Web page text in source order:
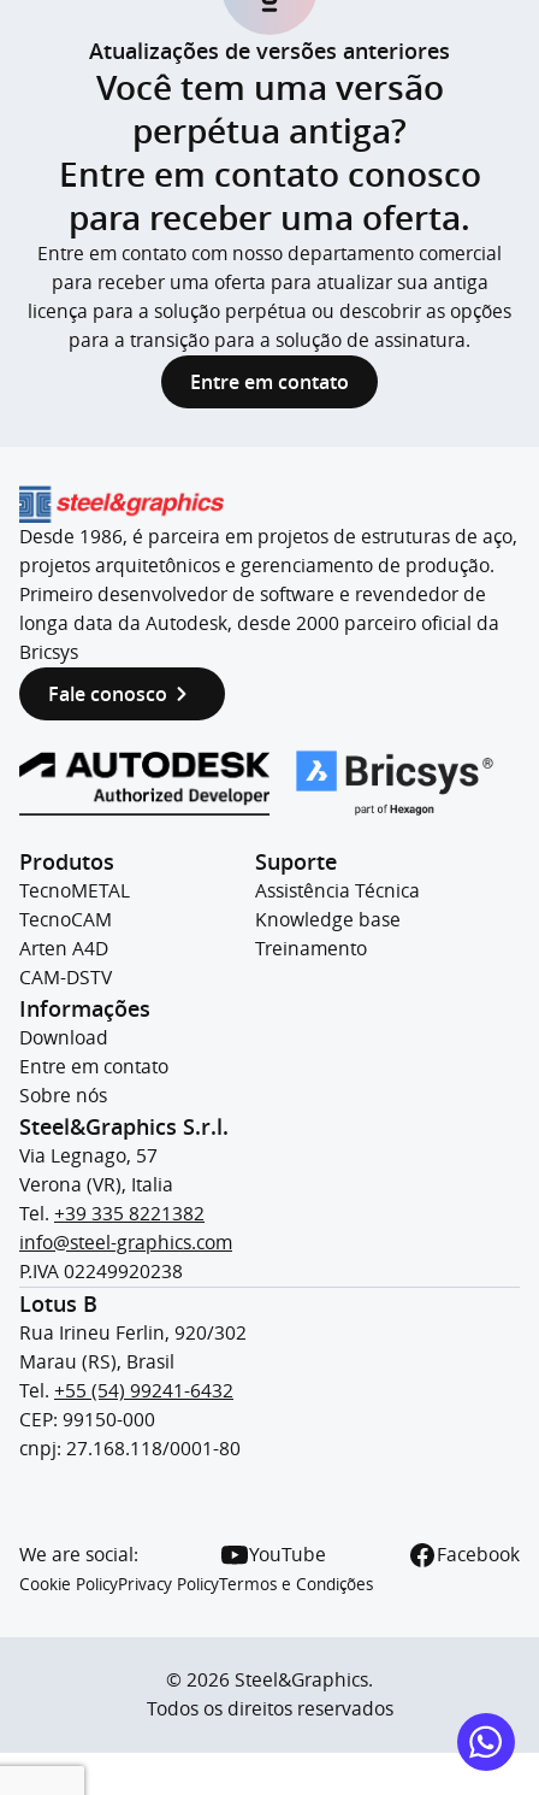
Atualizações de versões anteriores
Você tem uma versão
perpétua antiga?
Entre em contato conosco
para receber uma oferta.
Entre em contato com nosso departamento comercial
para receber uma oferta para atualizar sua antiga
licença para a solução perpétua ou descobrir as opções
para a transição para a solução de assinatura.
Entre em contato
Desde 1986, é parceira em projetos de estruturas de aço,
projetos arquitetônicos e gerenciamento de produção.
Primeiro desenvolvedor de software e revendedor de
longa data da Autodesk, desde 2000 parceiro oficial da
Bricsys
Fale conosco
Produtos
TecnoMETAL
TecnoCAM
Arten A4D
CAM-DSTV
Suporte
Assistência Técnica
Knowledge base
Treinamento
Informações
Download
Entre em contato
Sobre nós
Steel&Graphics S.r.l.
Via Legnago, 57
Verona (VR), Italia
Tel. +39 335 8221382
info@steel-graphics.com
P.IVA 02249920238
Lotus B
Rua Irineu Ferlin, 920/302
Marau (RS), Brasil
Tel. +55 (54) 99241-6432
CEP: 99150-000
cnpj: 27.168.118/0001-80
We are social: YouTube Facebook
Cookie PolicyPrivacy PolicyTermos e Condições
© 2026 Steel&Graphics.
Todos os direitos reservados